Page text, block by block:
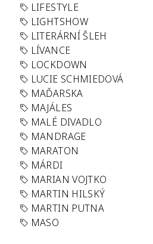
LIFESTYLE
LIGHTSHOW
LITERÁRNÍ ŠLEH
LÍVANCE
LOCKDOWN
LUCIE SCHMIEDOVÁ
MAĎARSKA
MAJÁLES
MALÉ DIVADLO
MANDRAGE
MARATON
MÁRDI
MARIAN VOJTKO
MARTIN HILSKÝ
MARTIN PUTNA
MASO